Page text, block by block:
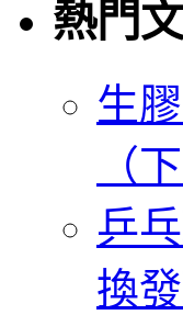
熱門
生
（
乒
換